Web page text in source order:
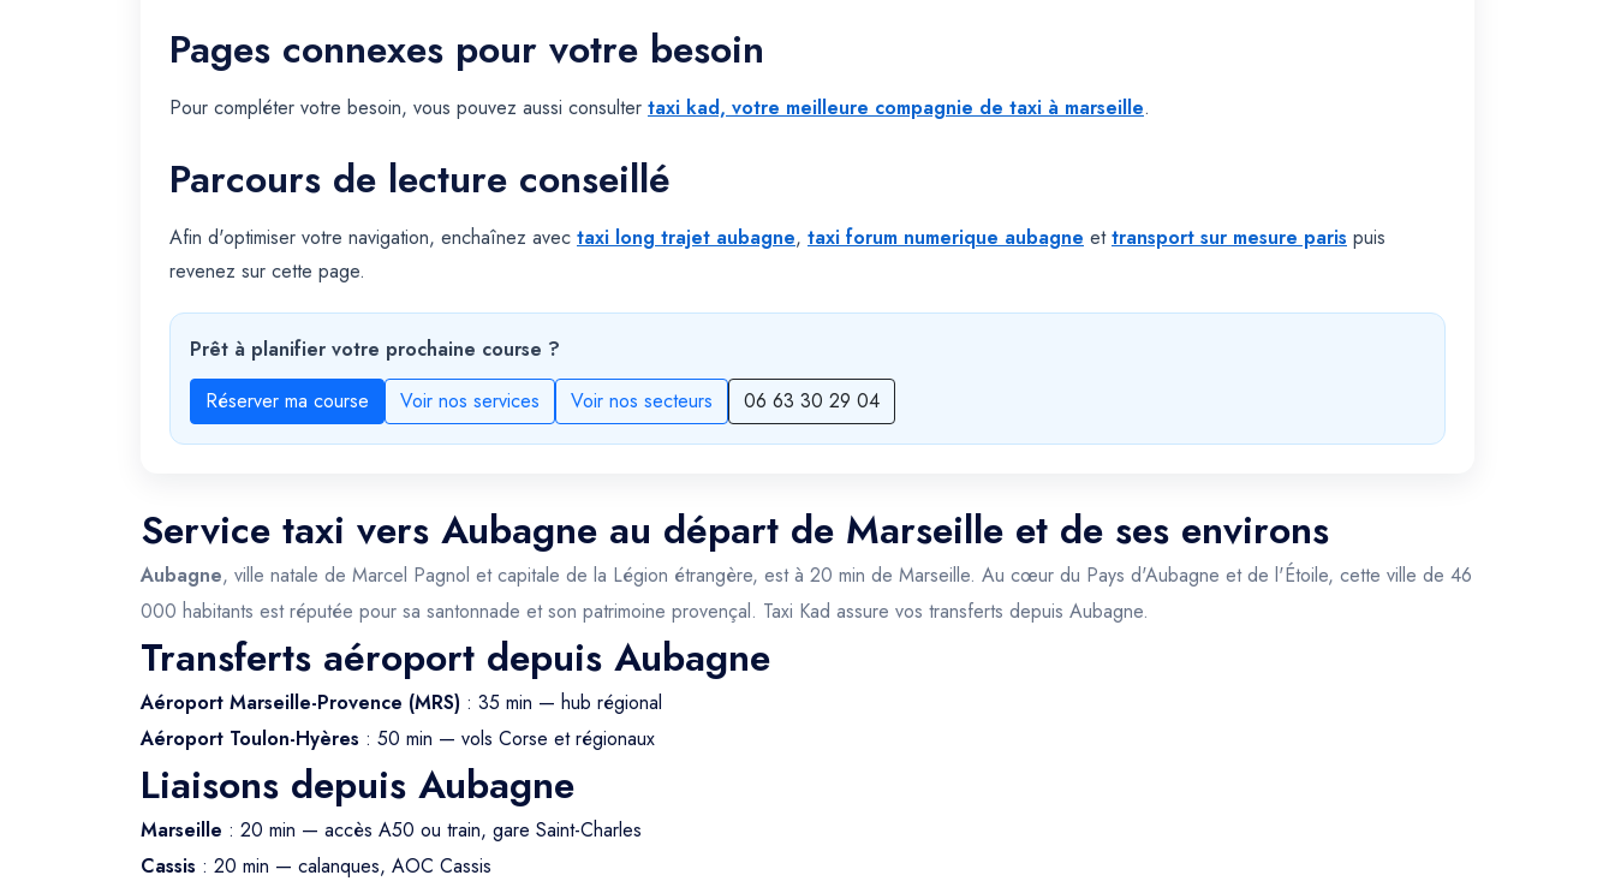
Pages connexes pour votre besoin
Pour compléter votre besoin, vous pouvez aussi consulter taxi kad, votre meilleure compagnie de taxi à marseille.
Parcours de lecture conseillé
Afin d'optimiser votre navigation, enchaînez avec taxi long trajet aubagne, taxi forum numerique aubagne ettransport sur mesure paris puis
revenez sur cette page.
Prêt à planifier votre prochaine course ?
Réserver ma course
Voir nos services Voir nos secteurs 06 63 30 29 04
Service taxi vers Aubagne au départ de Marseille et de ses environs
Aubagne, ville natale de Marcel Pagnol et capitale de la Légion étrangère, est à 20 min de Marseille. Au cœur du Pays d'Aubagne et de l'Étoile, cette ville de 46
000 habitants est réputée pour sa santonnade et son patrimoine provençal. Taxi Kad assure vos transferts depuis Aubagne.
Transferts aéroport depuis Aubagne
Aéroport Marseille-Provence (MRS) : 35 min — hub régional
Aéroport Toulon-Hyères : 50 min — vols Corse et régionaux
Liaisons depuis Aubagne
Marseille : 20 min — accès A50 ou train, gare Saint-Charles
Cassis : 20 min — calanques, AOC Cassis